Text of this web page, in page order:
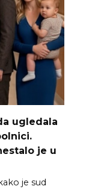
ugledala
je u
je sud